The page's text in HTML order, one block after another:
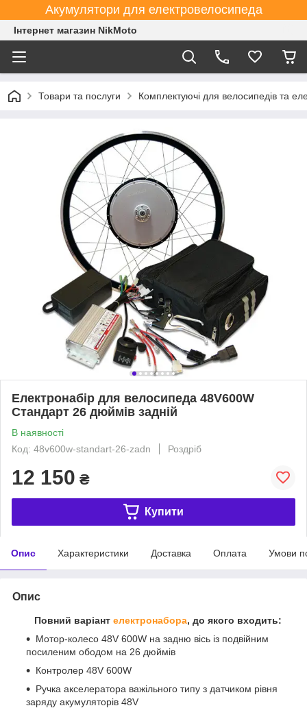
Акумулятори для електровелосипеда
Інтернет магазин NikMoto
Товари та послуги Комплектуючі для велосипедів та
Електронабір для велосипеда 48V600W
Стандарт 26 дюймів задній
В наявності
Код: 48v600w-standart-26-zadn
Роздріб
12 150 ₴
Купити
Опис Характеристики Доставка Оплата Умови
Опис
Повний варіант електронабора, до якого входить:
Мотор-колесо 48V 600W на задню вісь із подвійним
посиленим ободом на 26 дюймів
Контролер 48V 600W
Ручка акселератора важільного типу з датчиком рівня
заряду акумуляторів 48V